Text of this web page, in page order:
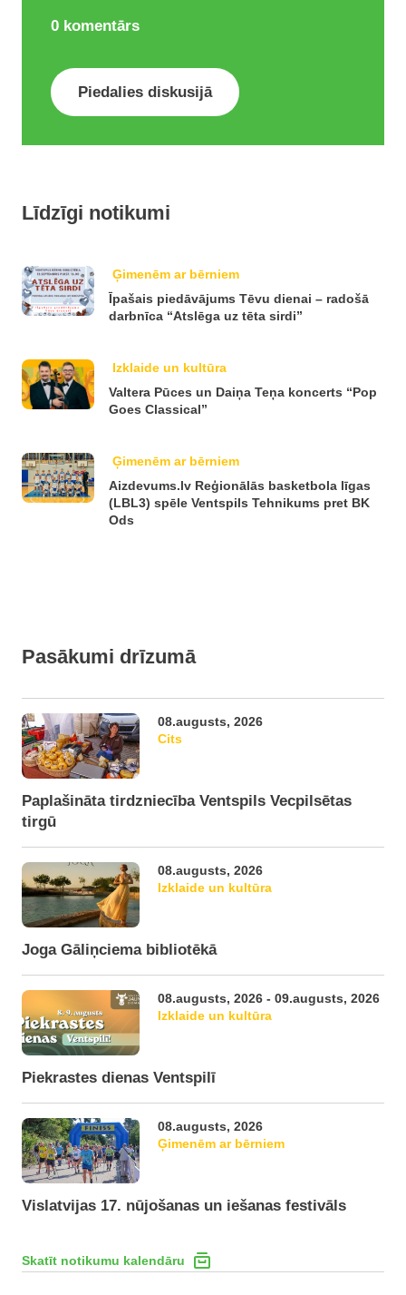
0 komentārs
Piedalies diskusijā
Līdzīgi notikumi
Ģimenēm ar bērniem
Īpašais piedāvājums Tēvu dienai – radošā
darbnīca “Atslēga uz tēta sirdi”
Izklaide un kultūra
Valtera Pūces un Daiņa Teņa koncerts “Pop
Goes Classical”
Ģimenēm ar bērniem
Aizdevums.lv Reģionālās basketbola līgas
(LBL3) spēle Ventspils Tehnikums pret BK
Ods
Pasākumi drīzumā
08.augusts, 2026
Cits
Paplašināta tirdzniecība Ventspils Vecpilsētas
tirgū
08.augusts, 2026
Izklaide un kultūra
Joga Gāliņciema bibliotēkā
08.augusts, 2026 - 09.augusts, 2026
Izklaide un kultūra
Piekrastes dienas Ventspilī
08.augusts, 2026
Ģimenēm ar bērniem
Vislatvijas 17. nūjošanas un iešanas festivāls
Skatīt notikumu kalendāru